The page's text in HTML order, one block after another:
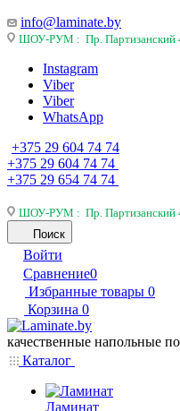
info@laminate.by
ШОУ-РУМ : Пр. Партизанский
Instagram
Viber
Viber
WhatsApp
+375 29 604 74 74
+375 29 604 74 74
+375 29 654 74 74
ШОУ-РУМ : Пр. Партизанский
Поиск
Войти
Сравнение0
Избранные товары 0
Корзина 0
качественные напольные
Каталог
Ламинат